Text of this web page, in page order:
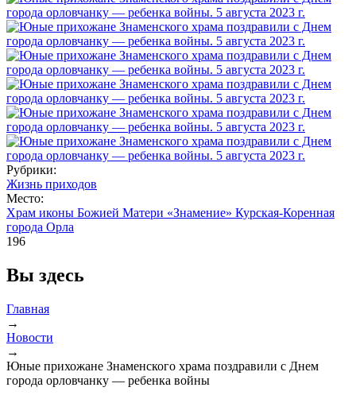
Рубрики:
Жизнь приходов
Место:
Храм иконы Божией Матери «Знамение» Курская-Коренная
города Орла
196
Вы здесь
Главная
→
Новости
→
Юные прихожане Знаменского храма поздравили с Днем
города орловчанку — ребенка войны